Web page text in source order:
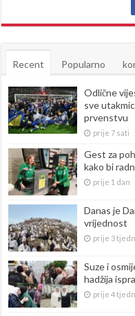
Recent Popularno
Odlične
sve
prvenstvu
prije 7 sati
Gest za
kako bi
prije 1 dan
Danas je
vrijednost
prije 3
Suze i
hadžija
prije 4